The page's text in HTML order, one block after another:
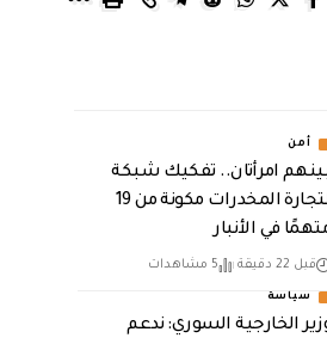
أمن
امرأتان.. تفكيك شبكة
لتجارة المخدرات مكونة من 19
في الأنبار
قبل 22 دقيقة 5 مشاهدات
سياسة
الخارجية السوري: ندعم